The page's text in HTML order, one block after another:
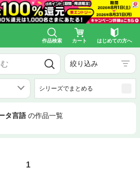
作品検索 カート はじめての方へ
絞り込み
シリーズでまとめる
タ言語 の作品一覧
1